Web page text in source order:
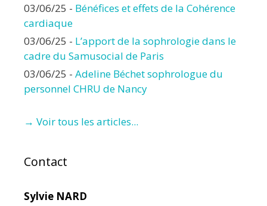
03/06/25 - Bénéfices et effets de la Cohérence
cardiaque
03/06/25 - L’apport de la sophrologie dans le
cadre du Samusocial de Paris
03/06/25 - Adeline Béchet sophrologue du
personnel CHRU de Nancy
→ Voir tous les articles...
Contact
Sylvie NARD